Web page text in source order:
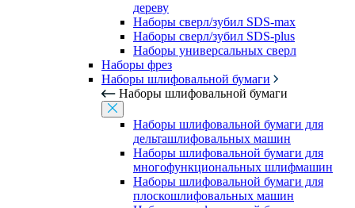
дереву
Наборы сверл/зубил SDS-max
Наборы сверл/зубил SDS-plus
Наборы универсальных сверл
Наборы фрез
Наборы шлифовальной бумаги
Наборы шлифовальной бумаги
Наборы шлифовальной бумаги для
дельташлифовальных машин
Наборы шлифовальной бумаги для
многофункциональных шлифмашин
Наборы шлифовальной бумаги для
плоскошлифовальных машин